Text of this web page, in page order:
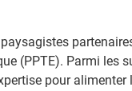
(PPTE). Parmi les
pour alimenter